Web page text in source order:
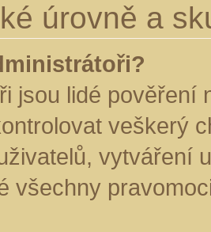
úrovně a
jsou lidé pověření
veškerý
vytváření
všechny